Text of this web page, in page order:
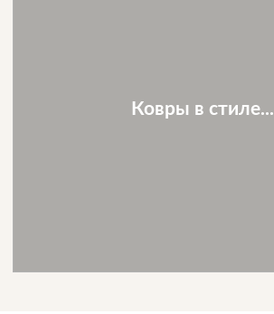
Ковры в стиле...